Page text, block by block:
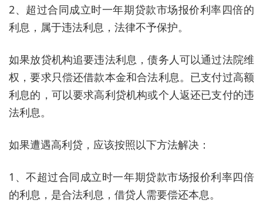
2、超过合同成立时一年期贷款市场报价利率四倍的
利息，属于违法利息，法律不予保护。
如果放贷机构追要违法利息，债务人可以通过法院维
权，要求只偿还借款本金和合法利息。已支付过高额
利息的，可以要求高利贷机构或个人返还已支付的违
法利息。
如果遭遇高利贷，应该按照以下方法解决：
1、不超过合同成立时一年期贷款市场报价利率四倍
的利息，是合法利息，借贷人需要偿还本息。